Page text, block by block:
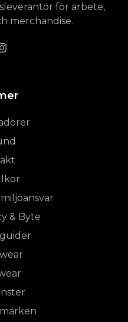
för arbete,
merchandise.
& Byte